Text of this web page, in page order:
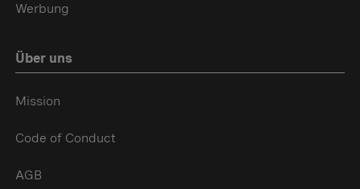
Werbung
Über uns
Mission
Code of Conduct
AGB